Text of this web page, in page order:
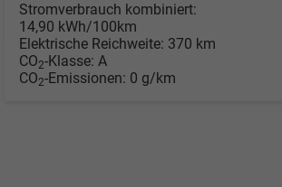
Stromverbrauch kombiniert:
14,90 kWh/100km
Elektrische Reichweite: 370 km
CO2-Klasse: A
CO2-Emissionen: 0 g/km